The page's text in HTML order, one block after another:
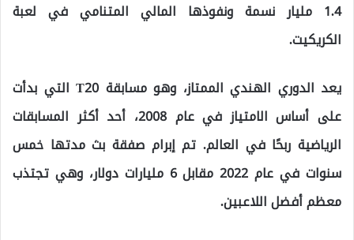
1.4 مليار نسمة ونفوذها المالي المتنامي في لعبة
الكريكيت.
يعد الدوري الهندي الممتاز، وهو مسابقة T20 التي بدأت
على أساس الامتياز في عام 2008، أحد أكثر المسابقات
الرياضية ربحًا في العالم. تم إبرام صفقة بث مدتها خمس
سنوات في عام 2022 مقابل 6 مليارات دولار، وهي تجتذب
معظم أفضل اللاعبين.